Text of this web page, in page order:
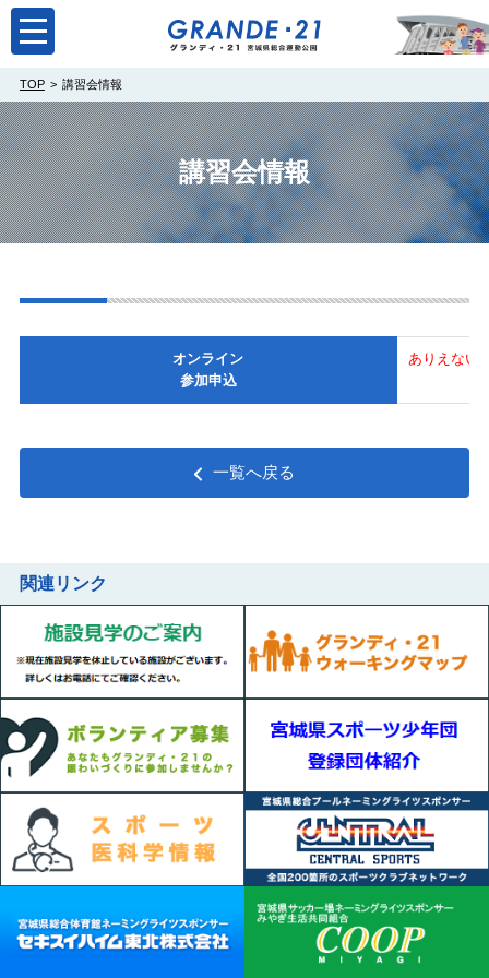
toggle
navigation
TOP 講習会情報
講習会情報
オンライン
参加申込
ありえない
一覧へ戻る
関連リンク